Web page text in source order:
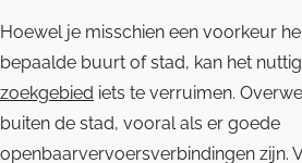
Hoewel je misschien een voorkeur
bepaalde buurt of stad, kan het
zoekgebied iets te verruimen.
buiten de stad, vooral als er goede
openbaarvervoersverbindingen zijn.